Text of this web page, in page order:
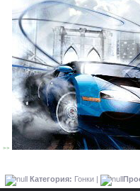
>>
Категория: Гонки |